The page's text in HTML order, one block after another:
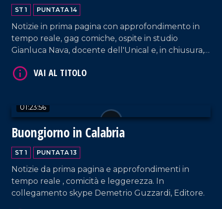
ST 1 PUNTATA 14
Notizie in prima pagina con approfondimento in
tempo reale, gag comiche, ospite in studio
Gianluca Nava, docente dell'Unical e, in chiusura,
01:23:56
Buongiorno in Calabria
ST 1 PUNTATA 13
Notizie da prima pagina e approfondimenti in
tempo reale , comicità e leggerezza. In
collegamento skype Demetrio Guzzardi, Editore.
VAI AL TITOLO